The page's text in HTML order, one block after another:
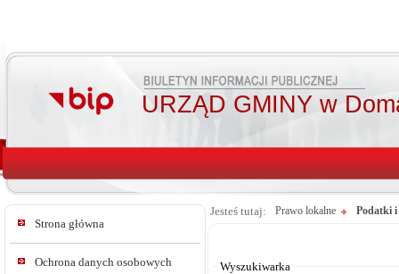
URZĄD GMINY w
Strona główna
Ochrona danych osobowych
Jesteś tutaj: Prawo lokalne Podatki i
Wyszukiwarka